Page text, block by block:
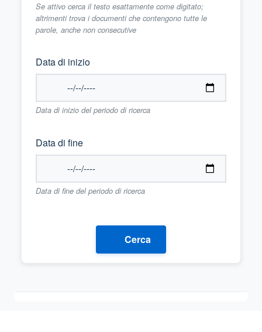
Se attivo cerca il testo esattamente come digitato;
altrimenti trova i documenti che contengono tutte le
parole, anche non consecutive
Data di inizio
Data di inizio del periodo di ricerca
Data di fine
Data di fine del periodo di ricerca
Cerca